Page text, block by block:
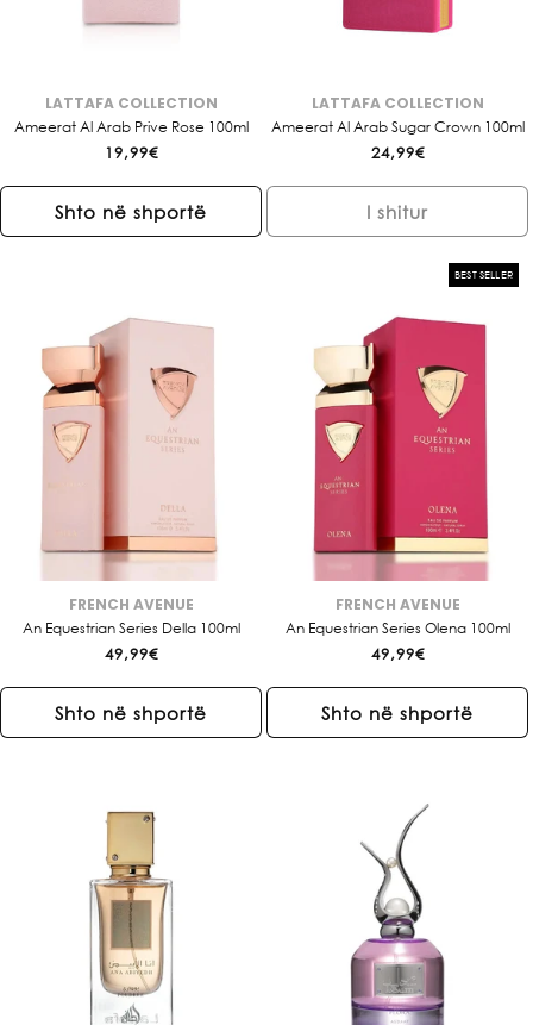
Brendi:
LATTAFA COLLECTION
Ameerat Al Arab Prive Rose 100ml
Çmimi
19,99€
Shto në shportë
Brendi:
LATTAFA COLLECTION
Ameerat Al Arab Sugar Crown 100ml
Çmimi
24,99€
I shitur
Brendi:
FRENCH AVENUE
An Equestrian Series Della 100ml
Çmimi
49,99€
Shto në shportë
BEST SELLER
Brendi:
FRENCH AVENUE
An Equestrian Series Olena 100ml
Çmimi
49,99€
Shto në shportë